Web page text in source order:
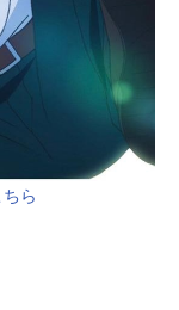
ら